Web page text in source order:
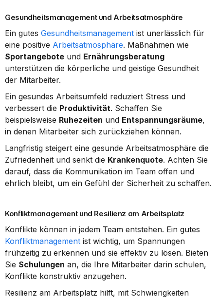
Gesundheitsmanagement und Arbeitsatmosphäre
Ein gutes Gesundheitsmanagement ist unerlässlich für
eine positive Arbeitsatmosphäre
Sportangebote und Ernährungsberatung
unterstützen die körperliche und geistige Gesundheit
der Mitarbeiter.
Ein gesundes Arbeitsumfeld reduziert Stress und
verbessert die Produktivität. Schaffen Sie
beispielsweise Ruhezeiten und Entspannungsräume,
in denen Mitarbeiter sich zurückziehen können.
Langfristig steigert eine gesunde Arbeitsatmosphäre die
Zufriedenheit und senkt die Krankenquote. Achten Sie
darauf, dass die Kommunikation im Team offen und
ehrlich bleibt, um ein Gefühl der Sicherheit zu schaffen.
Konfliktmanagement und Resilienz am Arbeitsplatz
Konfliktmanagement ist wichtig, um Spannungen
frühzeitig zu erkennen und sie effektiv zu lösen. Bieten
Sie Schulungen an, die Ihre Mitarbeiter darin schulen,
Konflikte konstruktiv anzugehen.
Resilienz am Arbeitsplatz hilft, mit Schwierigkeiten